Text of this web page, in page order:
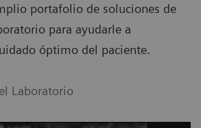
portafolio de soluciones de
para ayudarle a
óptimo del paciente.
Laboratorio